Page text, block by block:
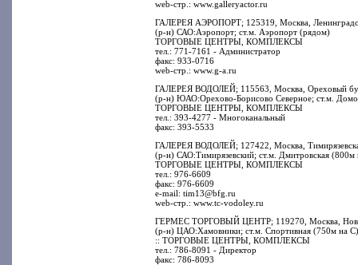
web-стр.: www.galleryactor.ru
ГАЛЕРЕЯ АЭРОПОРТ; 125319, Москва,
(р-н) САО:Аэропорт; ст.м. Аэропорт (рядом)
ТОРГОВЫЕ ЦЕНТРЫ, КОМПЛЕКСЫ
тел.: 771-7161 - Администратор
факс: 933-0716
web-стр.: www.g-a.ru
ГАЛЕРЕЯ ВОДОЛЕЙ; 115563, Москва, Ореховый
(р-н) ЮАО:Орехово-Борисово Северное; ст.м.
ТОРГОВЫЕ ЦЕНТРЫ, КОМПЛЕКСЫ
тел.: 393-4277 - Многоканальный
факс: 393-5533
ГАЛЕРЕЯ ВОДОЛЕЙ; 127422, Москва,
(р-н) САО:Тимирязевский; ст.м. Дмитровская
ТОРГОВЫЕ ЦЕНТРЫ, КОМПЛЕКСЫ
тел.: 976-6609
факс: 976-6609
e-mail: tim13@bfg.ru
web-стр.: www.tc-vodoley.ru
ГЕРМЕС ТОРГОВЫЙ ЦЕНТР; 119270, Москва,
(р-н) ЦАО:Хамовники; ст.м. Спортивная (750м на
:: ТОРГОВЫЕ ЦЕНТРЫ, КОМПЛЕКСЫ
тел.: 786-8091 - Директор
факс: 786-8093